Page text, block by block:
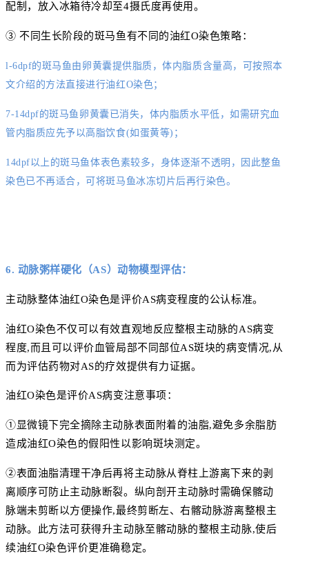
配制，放入冰箱待冷却至4摄氏度再使用。
③ 不同生长阶段的斑马鱼有不同的油红O染色策略：
l-6dpf的斑马鱼由卵黄囊提供脂质，体内脂质含量高，可按照本
文介绍的方法直接进行油红O染色；
7-14dpf的斑马鱼卵黄囊已消失，体内脂质水平低，如需研究血
管内脂质应先予以高脂饮食(如蛋黄等)；
14dpf以上的斑马鱼体表色素较多，身体逐渐不透明，因此整鱼
染色已不再适合，可将斑马鱼冰冻切片后再行染色。
6. 动脉粥样硬化（AS）动物模型评估：
主动脉整体油红O染色是评价AS病变程度的公认标准。
油红O染色不仅可以有效直观地反应整根主动脉的AS病变
程度,而且可以评价血管局部不同部位AS斑块的病变情况,从
而为评估药物对AS的疗效提供有力证据。
油红O染色是评价AS病变注意事项：
①显微镜下完全摘除主动脉表面附着的油脂,避免多余脂肪
造成油红O染色的假阳性以影响斑块测定。
②表面油脂清理干净后再将主动脉从脊柱上游离下来的剥
离顺序可防止主动脉断裂。纵向剖开主动脉时需确保髂动
脉端未剪断以方便操作,最终剪断左、右髂动脉游离整根主
动脉。此方法可获得升主动脉至髂动脉的整根主动脉,使后
续油红O染色评价更准确稳定。